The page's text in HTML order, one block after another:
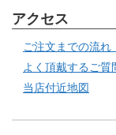
アクセス
ご注文までの流れ
よく頂戴するご質
当店付近地図